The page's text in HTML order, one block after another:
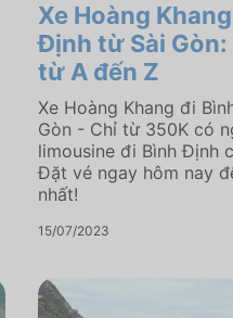
Xe Hoàng
Định từ Sài Gòn:
từ A đến Z
Xe Hoàng Khang đi
Gòn - Chỉ từ 350K có
limousine đi Bình Định
Đặt vé ngay hôm nay
nhất!
15/07/2023